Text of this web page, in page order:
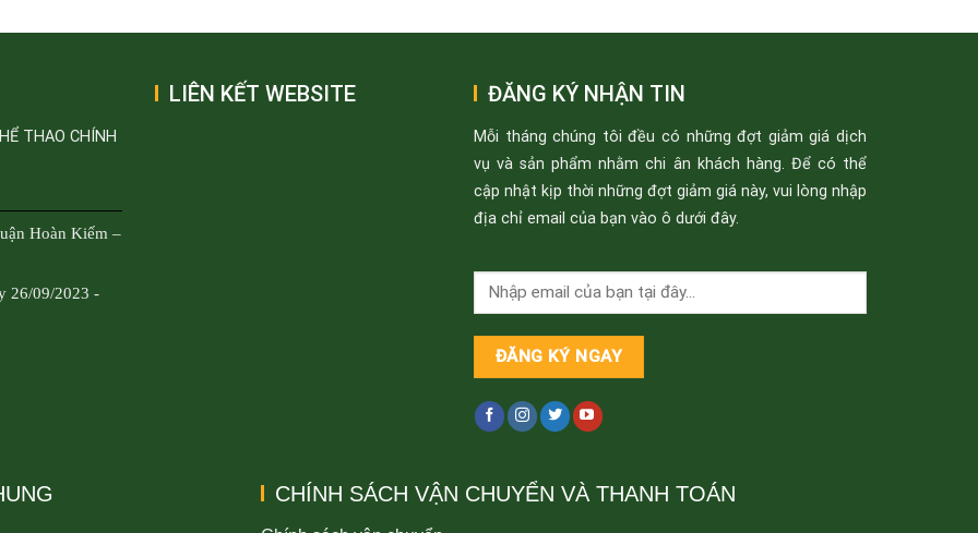
THAO CHÍNH
Hoàn Kiếm –
26/09/2023 -
LIÊN KẾT WEBSITE ĐĂNG KÝ NHẬN TIN
Mỗi tháng chúng tôi đều có những đợt giảm giá dịch
vụ và sản phẩm nhằm chi ân khách hàng. Để có thể
cập nhật kịp thời những đợt giảm giá này, vui lòng nhập
địa chỉ email của bạn vào ô dưới đây.
CHÍNH SÁCH VẬN CHUYỂN VÀ THANH TOÁN